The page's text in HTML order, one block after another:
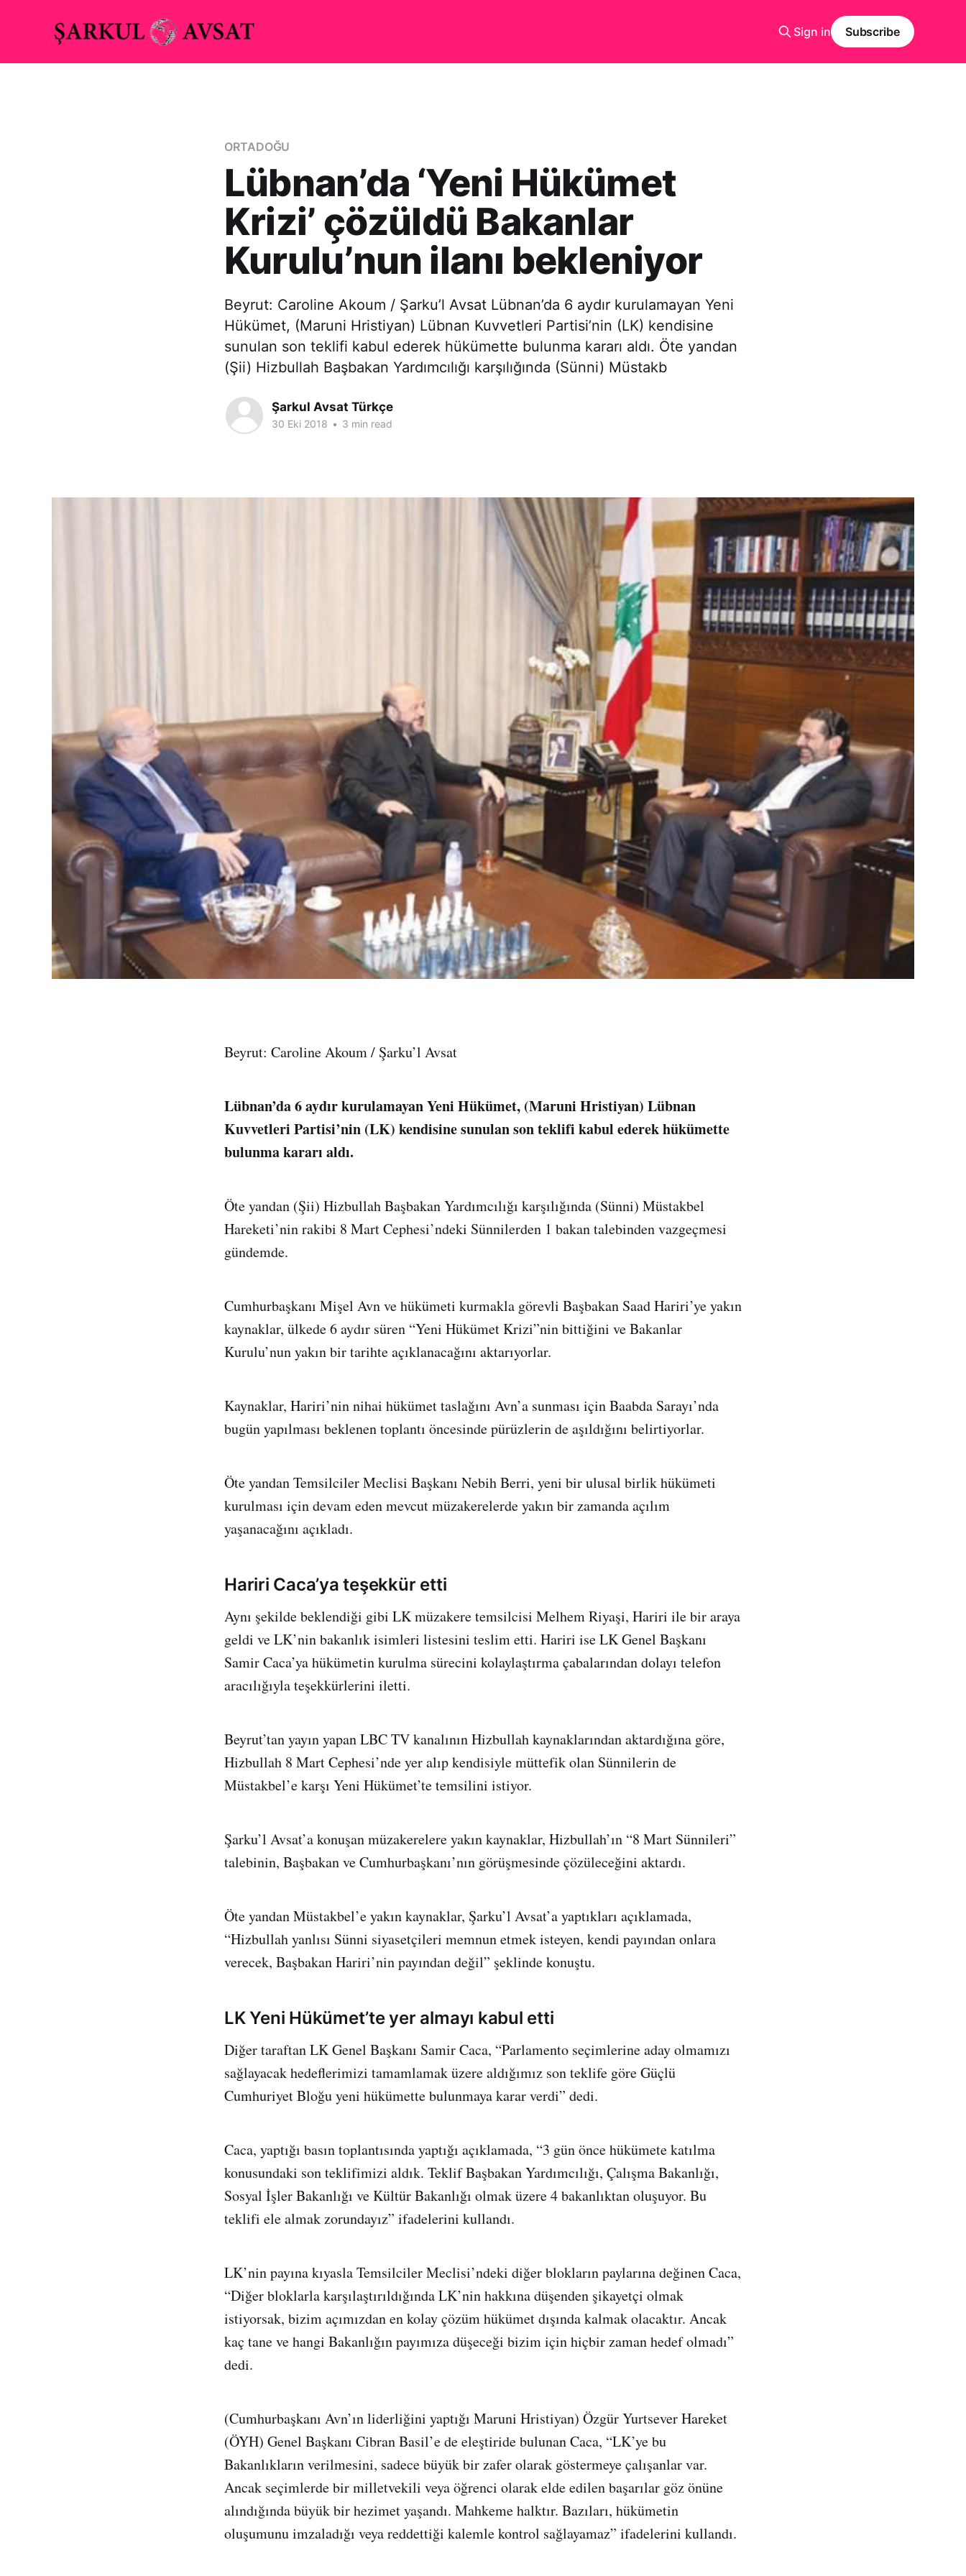
Sign in Subscribe
ORTADOĞU
Lübnan’da ‘Yeni Hükümet
Krizi’ çözüldü Bakanlar
Kurulu’nun ilanı bekleniyor
Beyrut: Caroline Akoum / Şarku’l Avsat Lübnan’da 6 aydır kurulamayan Yeni
Hükümet, (Maruni Hristiyan) Lübnan Kuvvetleri Partisi’nin (LK) kendisine
sunulan son teklifi kabul ederek hükümette bulunma kararı aldı. Öte yandan
(Şii) Hizbullah Başbakan Yardımcılığı karşılığında (Sünni) Müstakb
Şarkul Avsat Türkçe
30 Eki 2018 • 3 min read
Beyrut: Caroline Akoum / Şarku’l Avsat
Lübnan’da 6 aydır kurulamayan Yeni Hükümet, (Maruni Hristiyan) Lübnan
Kuvvetleri Partisi’nin (LK) kendisine sunulan son teklifi kabul ederek hükümette
bulunma kararı aldı.
Öte yandan (Şii) Hizbullah Başbakan Yardımcılığı karşılığında (Sünni) Müstakbel
Hareketi’nin rakibi 8 Mart Cephesi’ndeki Sünnilerden 1 bakan talebinden vazgeçmesi
gündemde.
Cumhurbaşkanı Mişel Avn ve hükümeti kurmakla görevli Başbakan Saad Hariri’ye yakın
kaynaklar, ülkede 6 aydır süren “Yeni Hükümet Krizi”nin bittiğini ve Bakanlar
Kurulu’nun yakın bir tarihte açıklanacağını aktarıyorlar.
Kaynaklar, Hariri’nin nihai hükümet taslağını Avn’a sunması için Baabda Sarayı’nda
bugün yapılması beklenen toplantı öncesinde pürüzlerin de aşıldığını belirtiyorlar.
Öte yandan Temsilciler Meclisi Başkanı Nebih Berri, yeni bir ulusal birlik hükümeti
kurulması için devam eden mevcut müzakerelerde yakın bir zamanda açılım
yaşanacağını açıkladı.
Hariri Caca’ya teşekkür etti
Aynı şekilde beklendiği gibi LK müzakere temsilcisi Melhem Riyaşi, Hariri ile bir araya
geldi ve LK’nin bakanlık isimleri listesini teslim etti. Hariri ise LK Genel Başkanı
Samir Caca’ya hükümetin kurulma sürecini kolaylaştırma çabalarından dolayı telefon
aracılığıyla teşekkürlerini iletti.
Beyrut’tan yayın yapan LBC TV kanalının Hizbullah kaynaklarından aktardığına göre,
Hizbullah 8 Mart Cephesi’nde yer alıp kendisiyle müttefik olan Sünnilerin de
Müstakbel’e karşı Yeni Hükümet’te temsilini istiyor.
Şarku’l Avsat’a konuşan müzakerelere yakın kaynaklar, Hizbullah’ın “8 Mart Sünnileri”
talebinin, Başbakan ve Cumhurbaşkanı’nın görüşmesinde çözüleceğini aktardı.
Öte yandan Müstakbel’e yakın kaynaklar, Şarku’l Avsat’a yaptıkları açıklamada,
“Hizbullah yanlısı Sünni siyasetçileri memnun etmek isteyen, kendi payından onlara
verecek, Başbakan Hariri’nin payından değil” şeklinde konuştu.
LK Yeni Hükümet’te yer almayı kabul etti
Diğer taraftan LK Genel Başkanı Samir Caca, “Parlamento seçimlerine aday olmamızı
sağlayacak hedeflerimizi tamamlamak üzere aldığımız son teklife göre Güçlü
Cumhuriyet Bloğu yeni hükümette bulunmaya karar verdi” dedi.
Caca, yaptığı basın toplantısında yaptığı açıklamada, “3 gün önce hükümete katılma
konusundaki son teklifimizi aldık. Teklif Başbakan Yardımcılığı, Çalışma Bakanlığı,
Sosyal İşler Bakanlığı ve Kültür Bakanlığı olmak üzere 4 bakanlıktan oluşuyor. Bu
teklifi ele almak zorundayız” ifadelerini kullandı.
LK’nin payına kıyasla Temsilciler Meclisi’ndeki diğer blokların paylarına değinen Caca,
“Diğer bloklarla karşılaştırıldığında LK’nin hakkına düşenden şikayetçi olmak
istiyorsak, bizim açımızdan en kolay çözüm hükümet dışında kalmak olacaktır. Ancak
kaç tane ve hangi Bakanlığın payımıza düşeceği bizim için hiçbir zaman hedef olmadı”
dedi.
(Cumhurbaşkanı Avn’ın liderliğini yaptığı Maruni Hristiyan) Özgür Yurtsever Hareket
(ÖYH) Genel Başkanı Cibran Basil’e de eleştiride bulunan Caca, “LK’ye bu
Bakanlıkların verilmesini, sadece büyük bir zafer olarak göstermeye çalışanlar var.
Ancak seçimlerde bir milletvekili veya öğrenci olarak elde edilen başarılar göz önüne
alındığında büyük bir hezimet yaşandı. Mahkeme halktır. Bazıları, hükümetin
oluşumunu imzaladığı veya reddettiği kalemle kontrol sağlayamaz” ifadelerini kullandı.